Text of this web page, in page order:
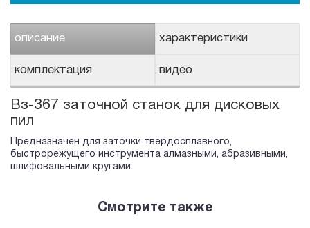
описание характеристики
комплектация видео
Вз-367 заточной станок для дисковых
пил
Предназначен для заточки твердосплавного,
быстрорежущего инструмента алмазными, абразивными,
шлифовальными кругами.
Смотрите также